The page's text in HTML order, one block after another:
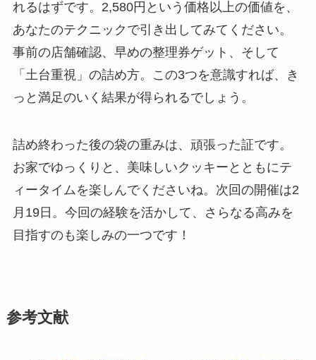
れるはずです。2,580円という価格以上の価値を、
あなたのテクニックで引き出してみてください。
事前の店舗確認、早めの整理券ゲット、そして
「土台重視」の詰め方。この3つを意識すれば、き
っと満足のいく結果が得られるでしょう。
詰め終わった後の袋の重みは、頑張った証です。
お家でゆっくりと、美味しいクッキーとともにテ
ィータイムを楽しんでくださいね。次回の開催は2
月19日。今回の経験を活かして、さらなる高みを
目指すのも楽しみの一つです！
参考文献